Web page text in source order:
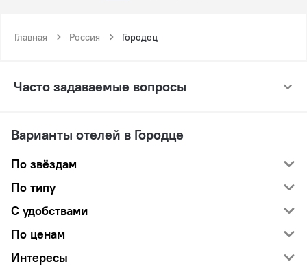
Главная Россия Городец
Часто задаваемые вопросы
Варианты отелей в Городце
По звёздам
По типу
С удобствами
По ценам
Интересы